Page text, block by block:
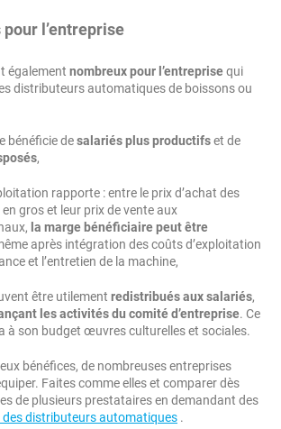
l’entreprise
également nombreux pour l’entreprisequi
distributeurs automatiques de boissons ou
bénéficie desalariés plus productifset de
,
rapporte : entre le prix d’achat des
gros et leur prix de vente aux
la marge bénéficiaire peut être
après intégration des coûts d’exploitation
et l’entretien de la machine,
être utilement redistribués aux salariés,
les activités du comité d’entreprise. Ce
à son budget œuvres culturelles et sociales.
bénéfices, de nombreuses entreprises
Faites comme elles et comparer dès
de plusieurs prestataires en demandant des
distributeurs automatiques .